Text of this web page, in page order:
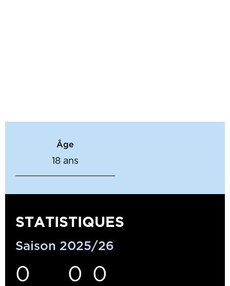
Âge
18 ans
STATISTIQUES
Saison 2025/26
0 0 0